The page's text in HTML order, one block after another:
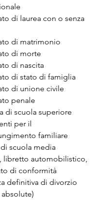
di laurea con o senza
di matrimonio
di morte
di nascita
di stato di famiglia
di unione civile
penale
di scuola superiore
per il
familiare
scuola media
libretto automobilistico,
di conformità
definitiva di divorzio